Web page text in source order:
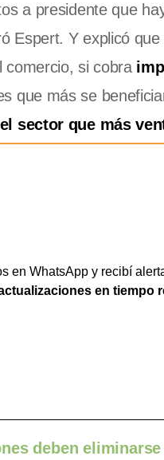
a presidente que
Espert. Y explicó
si cobra
que más se
sector que más
en WhatsApp y recibí
en tiempo
deben